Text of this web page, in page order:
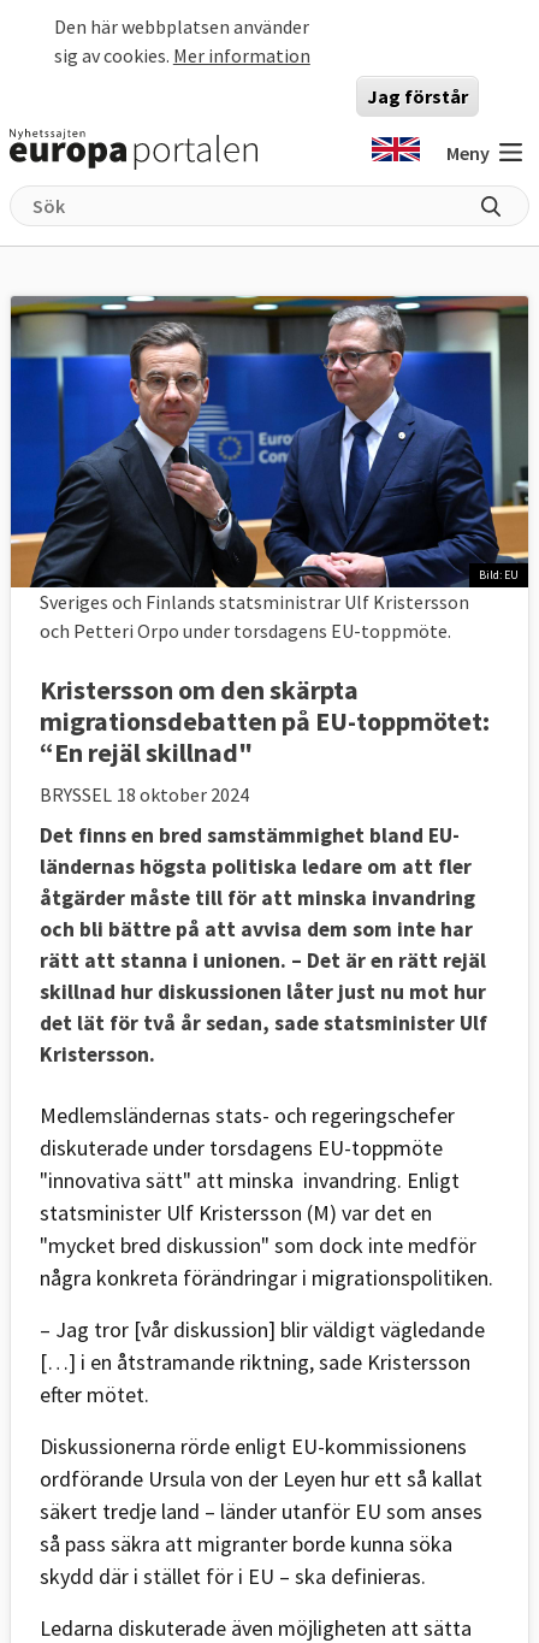
Den här webbplatsen använder
sig av cookies. Mer information
Jag förstår
Meny
Bild: EU
Sveriges och Finlands statsministrar Ulf Kristersson
och Petteri Orpo under torsdagens EU-toppmöte.
Kristersson om den skärpta
migrationsdebatten på EU-toppmötet:
“En rejäl skillnad"
BRYSSEL 18 oktober 2024
Det finns en bred samstämmighet bland EU-
ländernas högsta politiska ledare om att fler
åtgärder måste till för att minska invandring
och bli bättre på att avvisa dem som inte har
rätt att stanna i unionen. – Det är en rätt rejäl
skillnad hur diskussionen låter just nu mot hur
det lät för två år sedan, sade statsminister Ulf
Kristersson.
Medlemsländernas stats- och regeringschefer
diskuterade under torsdagens EU-toppmöte
"innovativa sätt" att minska invandring. Enligt
statsminister Ulf Kristersson (M) var det en
"mycket bred diskussion" som dock inte medför
några konkreta förändringar i migrationspolitiken.
– Jag tror [vår diskussion] blir väldigt vägledande
[…] i en åtstramande riktning, sade Kristersson
efter mötet.
Diskussionerna rörde enligt EU-kommissionens
ordförande Ursula von der Leyen hur ett så kallat
säkert tredje land – länder utanför EU som anses
så pass säkra att migranter borde kunna söka
skydd där i stället för i EU – ska definieras.
Ledarna diskuterade även möjligheten att sätta